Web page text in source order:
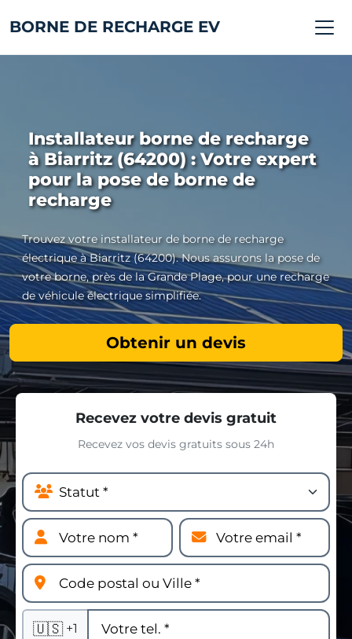
BORNE DE RECHARGE EV
Installateur borne de recharge
à Biarritz (64200) : Votre expert
pour la pose de borne de
recharge
Trouvez votre installateur de borne de recharge
électrique à Biarritz (64200). Nous assurons la pose de
votre borne, près de la Grande Plage, pour une recharge
de véhicule électrique simplifiée.
Obtenir un devis
Recevez votre devis gratuit
Recevez vos devis gratuits sous 24h
🇺🇸 +1